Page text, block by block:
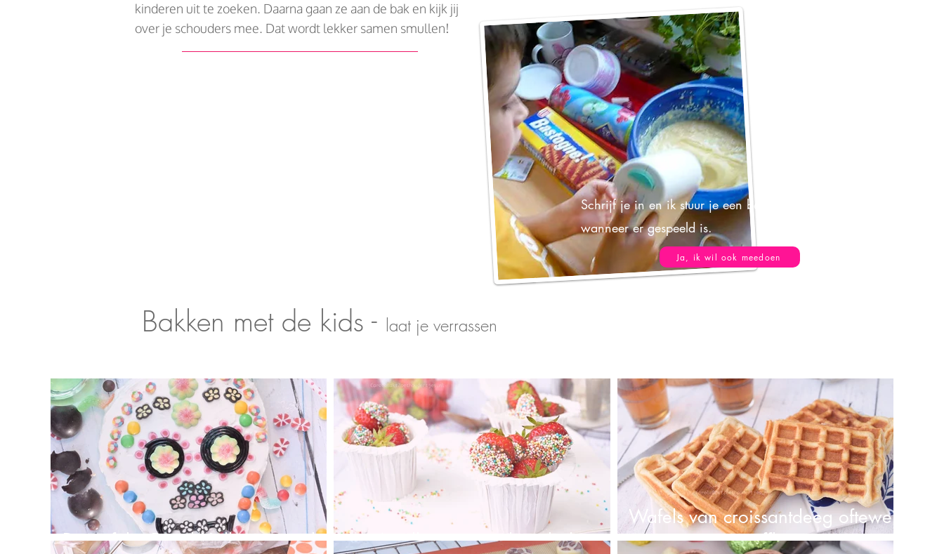
kinderen uit te zoeken. Daarna gaan ze aan de bak en kijk jij
over je schouders mee. Dat wordt lekker samen smullen!
Ja, ik wil ook meedoen
Schrijf je in en ik stuur je een berichtje
wanneer er gespeeld is.
Bakken met de kids - laat je verrassen
Day of the Dead Halloween cake Aardbeien met chocolade
Wafels van croissantdeeg oftewel
croiffles